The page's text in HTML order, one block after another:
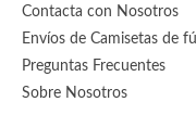
Contacta con Nosotros
Envíos de Camisetas de
Preguntas Frecuentes
Sobre Nosotros